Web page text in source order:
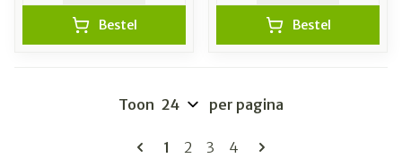
Bestel Bestel
Pagina's
U lees momenteel pagina
1 Pagina
2 Pagina
3 Pagina
4
Toon per pagina